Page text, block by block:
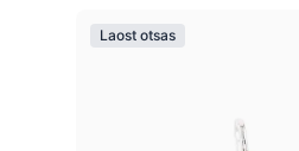
Laost otsas